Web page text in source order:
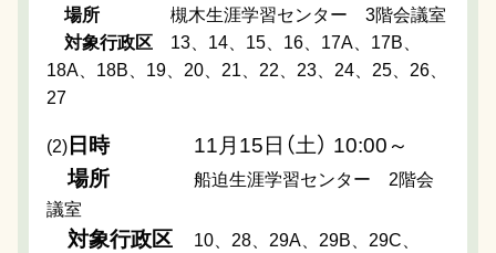
場所 槻木生涯学習センター 3階会議室
対象行政区 13、14、15、16、17A、17B、
18A、18B、19、20、21、22、23、24、25、26、
27
(2)日時 11月15日（土） 10:00～
場所
船迫生涯学習センター 2階会
議室
対象行政区
10、28、29A、29B、29C、